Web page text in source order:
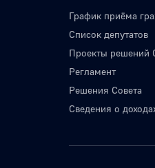
График приёма
Список депутатов
Проекты решений
Регламент
Решения Совета
Сведения о